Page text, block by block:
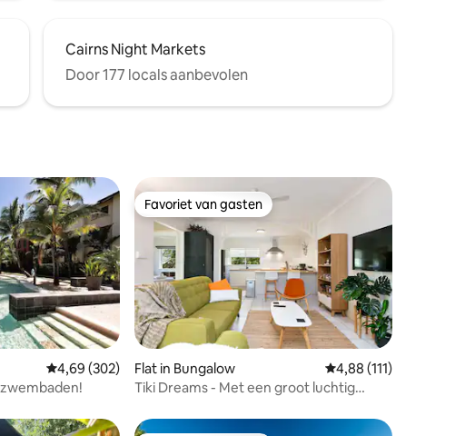
Cairns Night Markets
Door 177 locals aanbevolen
5, 22 recensies
Gemiddelde beoordeling van 4,69 op 5, 302 recensies
4,69 (302)
Favoriet van gasten
Favoriet van gasten
Flat in Bungalow Gemiddelde
4,88 (111)
Tiki Dreams - Met een groot luchtig